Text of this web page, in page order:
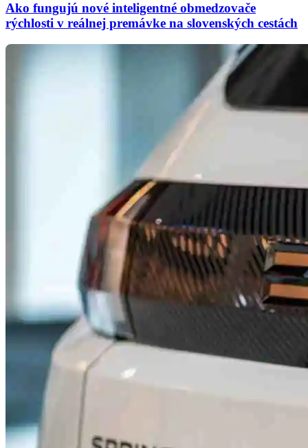
Ako fungujú nové inteligentné obmedzovače
rýchlosti v reálnej premávke na slovenských cestách